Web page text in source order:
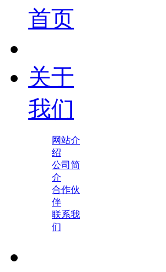
首页
关于
我们
网站介
绍
公司简
介
合作伙
伴
联系我
们